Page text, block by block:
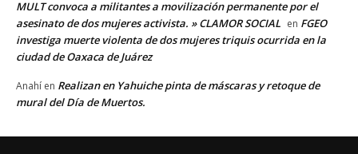
MULT convoca a militantes a movilización permanente por el
asesinato de dos mujeres activista. » CLAMOR SOCIAL en FGEO
investiga muerte violenta de dos mujeres triquis ocurrida en la
ciudad de Oaxaca de Juárez
Anahí en Realizan en Yahuiche pinta de máscaras y retoque de
mural del Día de Muertos.